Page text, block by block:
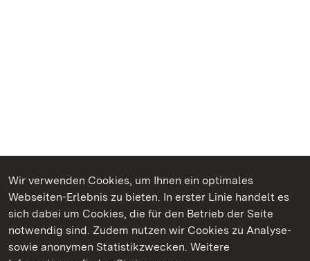
Wir verwenden Cookies, um Ihnen ein optimales
Webseiten-Erlebnis zu bieten. In erster Linie handelt es
sich dabei um Cookies, die für den Betrieb der Seite
notwendig sind. Zudem nutzen wir Cookies zu Analyse-
sowie anonymen Statistikzwecken. Weitere
Kommen. Staunen. Genießen.